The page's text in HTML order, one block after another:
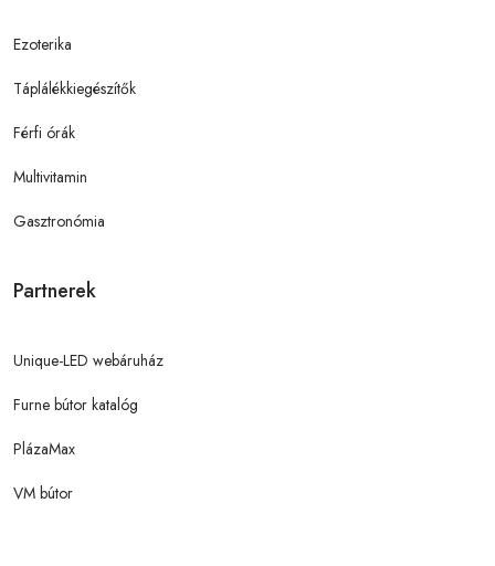
Ezoterika
Táplálékkiegészítők
Férfi órák
Multivitamin
Gasztronómia
Partnerek
Unique-LED webáruház
Furne bútor katalóg
PlázaMax
VM bútor